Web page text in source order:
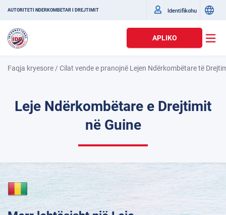
AUTORITETI NDËRKOMBËTAR I DREJTIMIT Identifikohu
APLIKO
Faqja kryesore /Cilat vende e pranojnë Lejen Ndërkombëtare të
Leje Ndërkombëtare e Drejtimit
në Guine